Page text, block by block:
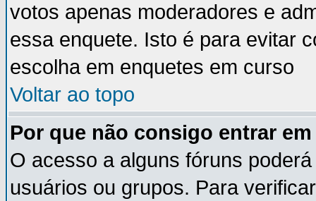
votos apenas moderadores e
essa enquete. Isto é para evitar
escolha em enquetes em curso
Voltar ao topo
Por que não consigo entrar
O acesso a alguns fóruns
usuários ou grupos. Para